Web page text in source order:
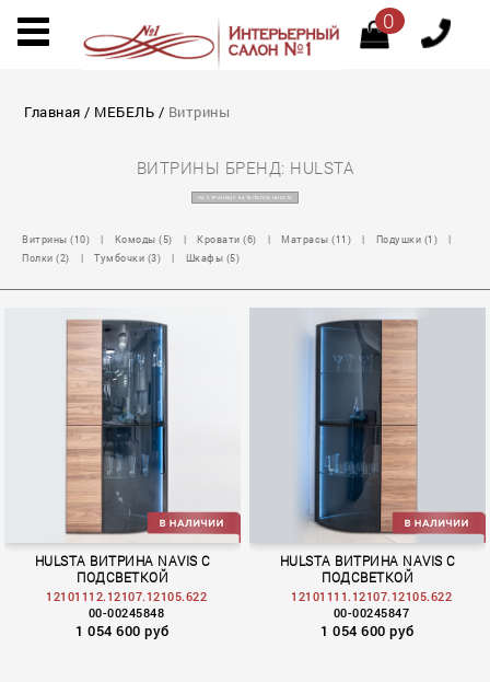
0
Главная / МЕБЕЛЬ / Витрины
ВИТРИНЫ БРЕНД: HULSTA
НА СТРАНИЦУ КАТАЛОГОВ HULSTA
Витрины (10) | Комоды (5) | Кровати (6) | Матрасы (11) | Подушки (1)
|
Полки (2)
| Тумбочки (3) | Шкафы (5)
HULSTA ВИТРИНА NAVIS С
ПОДСВЕТКОЙ
12101112.12107.12105.622
00-00245848
1 054 600 руб
HULSTA ВИТРИНА NAVIS С
ПОДСВЕТКОЙ
12101111.12107.12105.622
00-00245847
1 054 600 руб